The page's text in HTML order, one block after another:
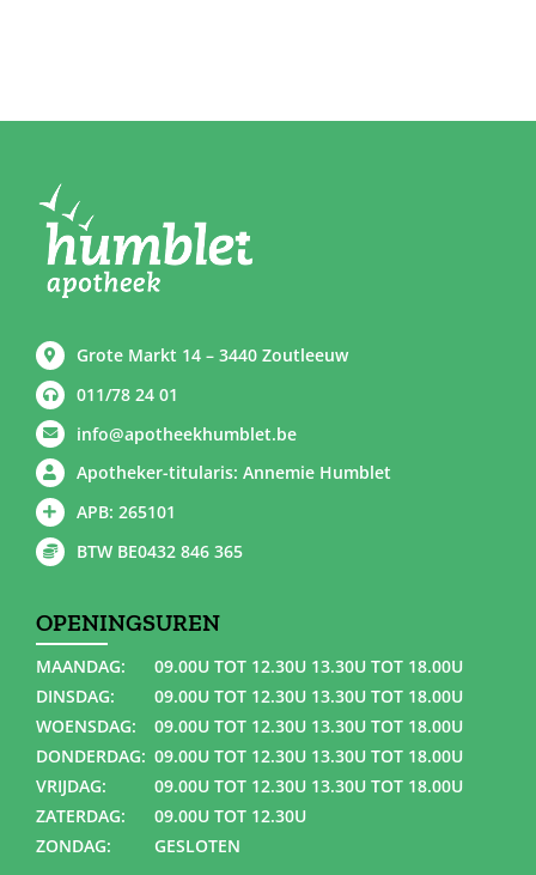
Grote Markt 14 – 3440 Zoutleeuw
011/78 24 01
info@apotheekhumblet.be
Apotheker-titularis: Annemie Humblet
APB: 265101
BTW BE0432 846 365
OPENINGSUREN
MAANDAG:
09.00U TOT 12.30U 13.30U TOT 18.00U
DINSDAG:
09.00U TOT 12.30U 13.30U TOT 18.00U
WOENSDAG:
09.00U TOT 12.30U 13.30U TOT 18.00U
DONDERDAG: 09.00U TOT 12.30U 13.30U TOT 18.00U
VRIJDAG:
09.00U TOT 12.30U 13.30U TOT 18.00U
ZATERDAG:
09.00U TOT 12.30U
ZONDAG:
GESLOTEN